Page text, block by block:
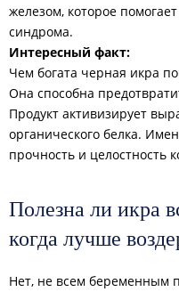
железом, которое
синдрома.
Интересный факт:
Чем богата черная икра
Она способна
Продукт активизирует
органического белка.
прочность и целостность
Полезна ли икра
когда лучше
Нет, не всем беременным